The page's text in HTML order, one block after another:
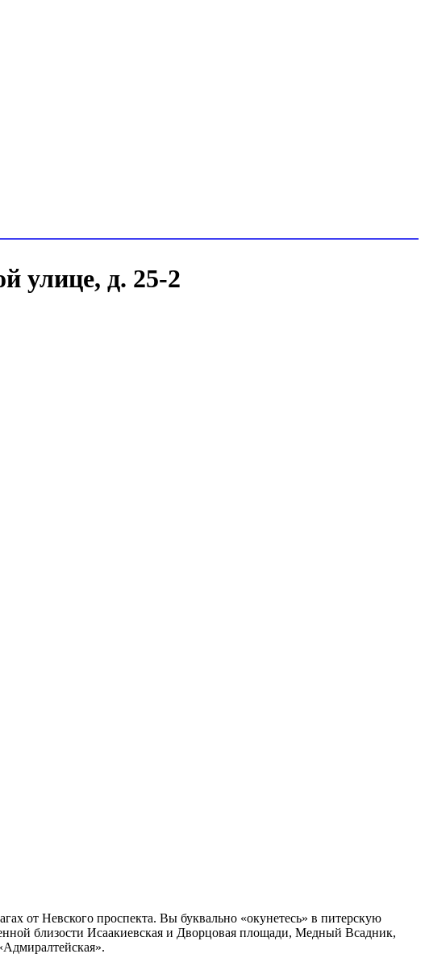
улице, д. 25-2
от Невского проспекта. Вы буквально «окунетесь» в питерскую
близости Исаакиевская и Дворцовая площади, Медный Всадник,